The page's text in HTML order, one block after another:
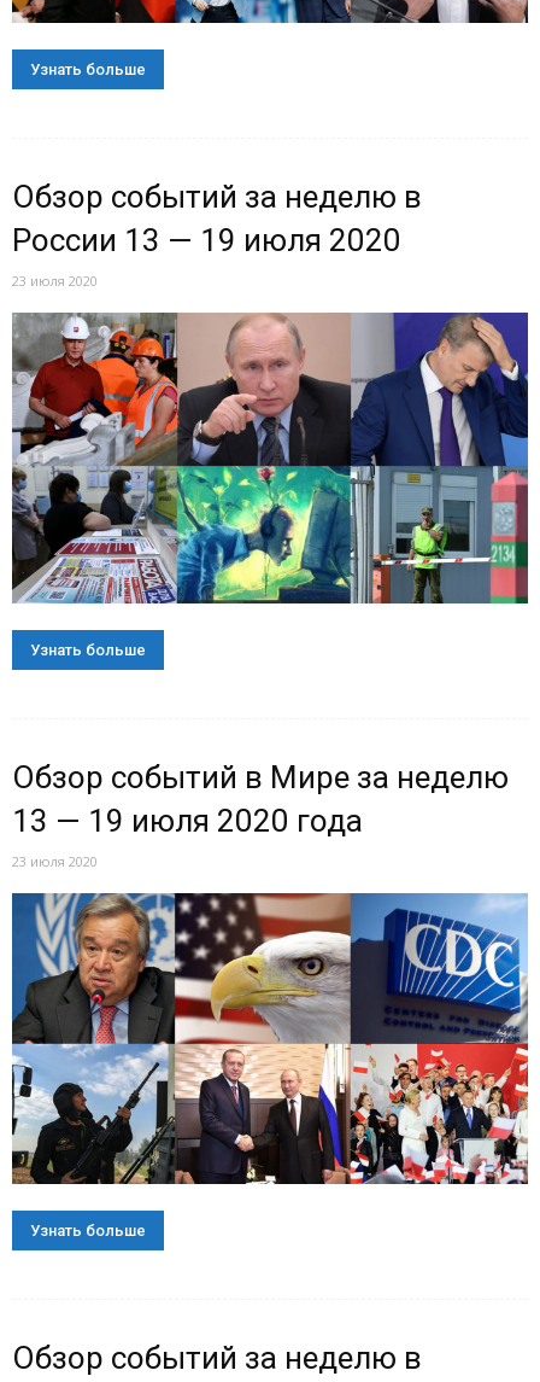
Узнать больше
Обзор событий за неделю в
России 13 — 19 июля 2020
23 июля 2020
Узнать больше
Обзор событий в Мире за неделю
13 — 19 июля 2020 года
23 июля 2020
Узнать больше
Обзор событий за неделю в